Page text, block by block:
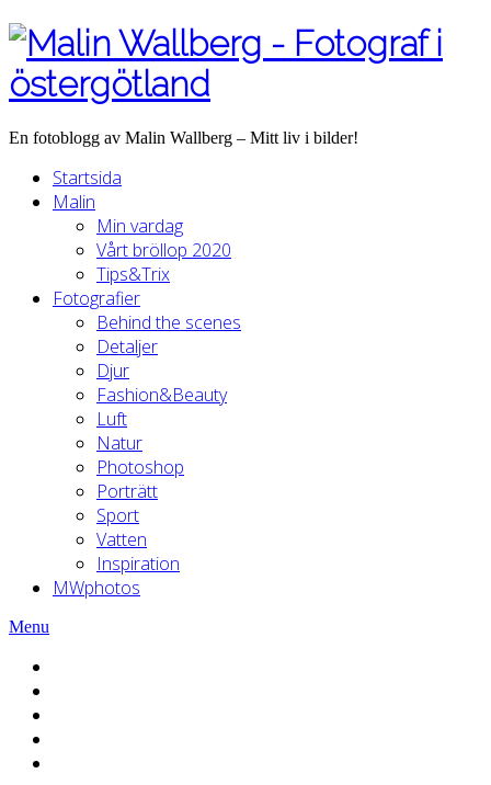
En fotoblogg av Malin Wallberg – Mitt liv i bilder!
Startsida
Malin
Min vardag
Vårt bröllop 2020
Tips&Trix
Fotografier
Behind the scenes
Detaljer
Djur
Fashion&Beauty
Luft
Natur
Photoshop
Porträtt
Sport
Vatten
Inspiration
MWphotos
Menu